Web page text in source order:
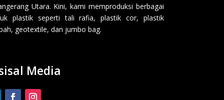
Utara. Kini, kami memproduksi berbagai
plastik seperti tali rafia, plastik cor, plastik
geotextile, dan jumbo bag.
Media